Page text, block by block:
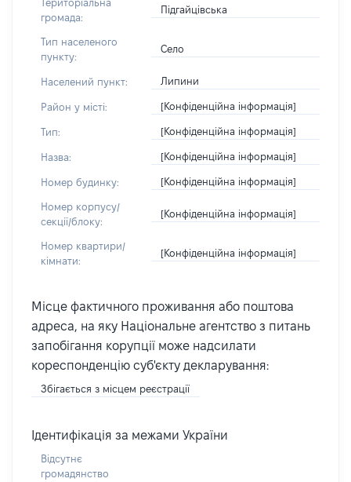
Територіальна
громада:
Підгайцівська
Тип населеного
пункту:
Село
Населений пункт: Липини
Район у місті: [Конфіденційна інформація]
Тип: [Конфіденційна інформація]
Назва: [Конфіденційна інформація]
Номер будинку: [Конфіденційна інформація]
Номер корпусу/
секції/блоку:
[Конфіденційна інформація]
Номер квартири/
кімнати:
[Конфіденційна інформація]
Місце фактичного проживання або поштова
адреса, на яку Національне агентство з питань
запобігання корупції може надсилати
кореспонденцію суб'єкту декларування:
Збігається з місцем реєстрації
Ідентифікація за межами України
Відсутнє
громадянство